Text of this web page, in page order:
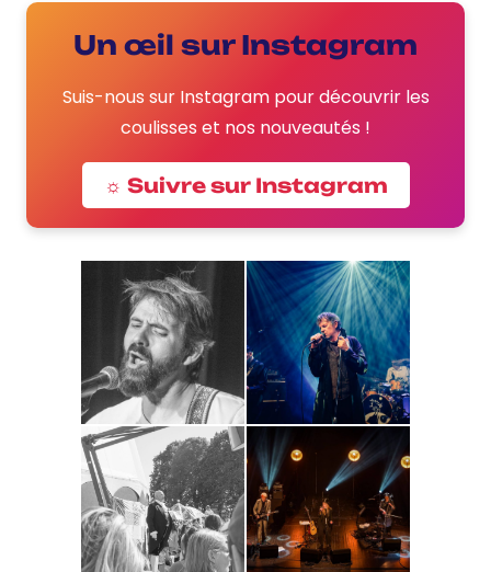
Un œil sur Instagram
Suis-nous sur Instagram pour découvrir les
coulisses et nos nouveautés !
☼ Suivre sur Instagram